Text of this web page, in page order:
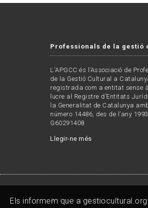
Professionals de la gestió
L'APGCC és l’Associació de
de la Gestió Cultural a
registrada com a entitat sense
lucre al Registre d’Entitats
la Generalitat de Catalunya
número 14486, des de l’any
G60291408
Llegir-ne més
Amb el suport de:
Els informem que a